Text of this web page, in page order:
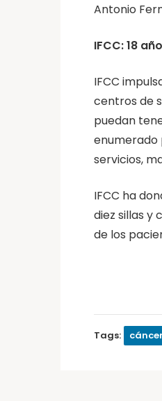
Antonio
IFCC: 18
IFCC
centros de
puedan
enumerado
servicios,
IFCC ha
diez sillas y
de los
Tags: cáncer